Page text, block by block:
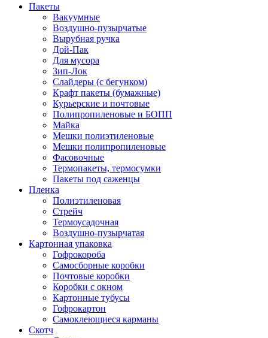
Пакеты
Вакуумные
Воздушно-пузырчатые
Вырубная ручка
Дой-Пак
Для мусора
Зип-Лок
Слайдеры (с бегунком)
Крафт пакеты (бумажные)
Курьерские и почтовые
Полипропиленовые и БОПП
Майка
Мешки полиэтиленовые
Мешки полипропиленовые
Фасовочные
Термопакеты, термосумки
Пакеты под саженцы
Пленка
Полиэтиленовая
Стрейч
Термоусадочная
Воздушно-пузырчатая
Картонная упаковка
Гофрокороба
Самосборные коробки
Почтовые коробки
Коробки с окном
Картонные тубусы
Гофрокартон
Самоклеющиеся карманы
Скотч